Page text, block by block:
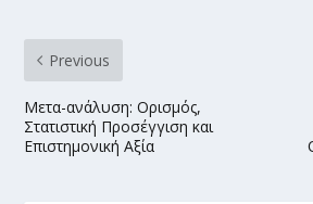
Previous
Μετα-ανάλυση: Ορισμός,
Στατιστική Προσέγγιση και
Επιστημονική Αξία